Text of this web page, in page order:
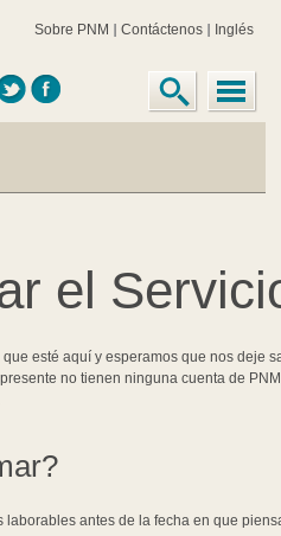
Sobre PNM Contáctenos Inglés
el
que esté aquí y esperamos que nos deje
no tienen ninguna cuenta de
laborables antes de la fecha en que